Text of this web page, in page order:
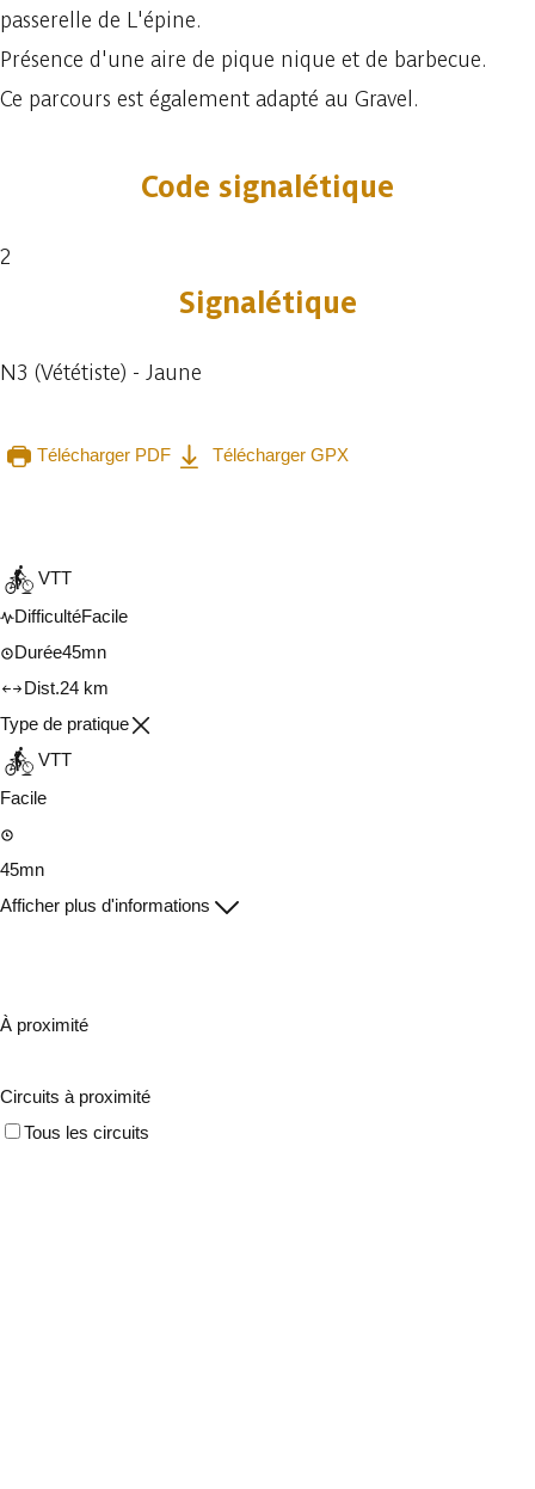
passerelle de L'épine.
Présence d'une aire de pique nique et de barbecue.
Ce parcours est également adapté au Gravel.
Code signalétique
2
Signalétique
N3 (Vététiste) - Jaune
Télécharger PDF
Télécharger GPX
VTT
DifficultéFacile
Durée45mn
Dist.24 km
Type de pratique
VTT
Facile
45mn
Afficher plus d'informations
À proximité
Circuits à proximité
Tous les circuits